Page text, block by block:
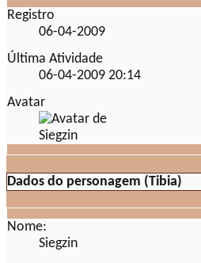
Registro
06-04-2009
Última Atividade
06-04-2009 20:14
Avatar
Dados do personagem (Tibia)
Nome:
Siegzin